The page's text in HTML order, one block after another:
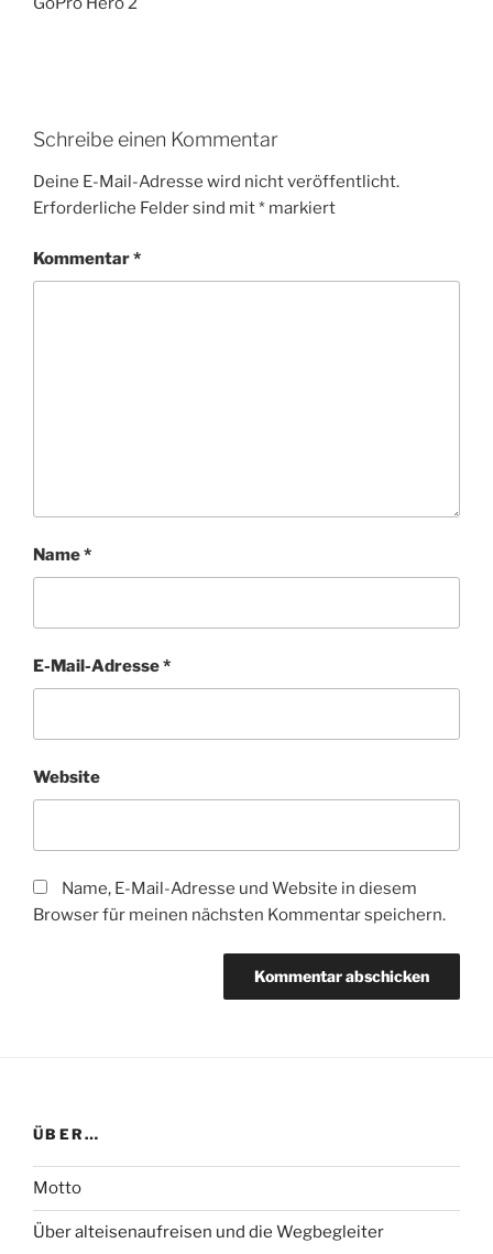
Schreibe einen Kommentar
Deine E-Mail-Adresse wird nicht veröffentlicht.
Erforderliche Felder sind mit* markiert
Kommentar*
Name*
E-Mail-Adresse*
Website
Name, E-Mail-Adresse und Website in diesem
Browser für meinen nächsten Kommentar speichern.
ÜBER…
Motto
Über alteisenaufreisen und die Wegbegleiter